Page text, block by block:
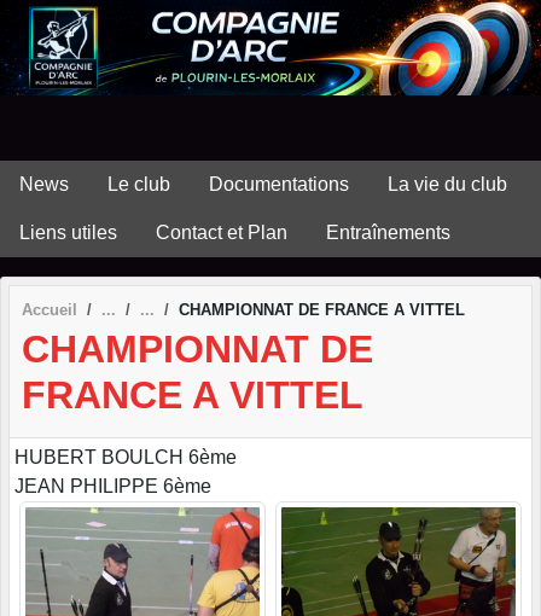
News Le club Documentations La vie du club
Liens utiles Contact et Plan Entraînements
Accueil CHAMPIONNAT DE FRANCE A VITTEL
CHAMPIONNAT DE
FRANCE A VITTEL
HUBERT BOULCH 6ème
JEAN PHILIPPE 6ème
Panneau de gestion des cookies